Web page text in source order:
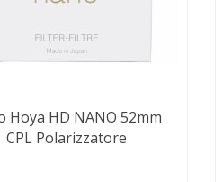
Hoya HD NANO 52mm
CPL Polarizzatore